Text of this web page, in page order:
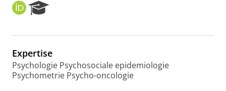
O
R
I
e
r
c
h
Expertise
Psychologie Psychosociale epidemiologie
Psychometrie Psycho-oncologie